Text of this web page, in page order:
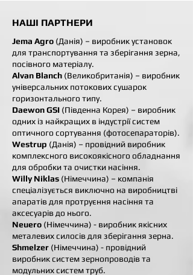
НАШІ ПАРТНЕРИ
Jema Agro (Данія) – виробник установок
для транспортування та зберігання зерна,
посівного матеріалу.
Alvan Blanch (Великобританія) – виробник
універсальних потокових сушарок
горизонтального типу.
Daewon GSI (Південна Корея) – виробник
одних із найкращих в індустрії систем
оптичного сортування (фотосепараторів).
Westrup (Данія) – провідний виробник
комплексного високоякісного обладнання
для обробки та очистки насіння.
Willy Niklas (Німеччина) – компанія
спеціалізується виключно на виробництві
апаратів для протруєння насіння та
аксесуарів до нього.
Neuero (Німеччина) - виробник якісних
металевих силосів для зберігання зерна.
Shmelzer (Німеччина) - провідний
виробник систем зернопроводів та
модульних систем труб.